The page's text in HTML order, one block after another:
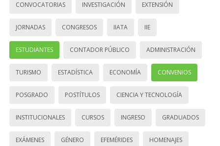
CONVOCATORIAS INVESTIGACIÓN EXTENSIÓN
JORNADAS CONGRESOS IIATA IIE
ESTUDIANTES CONTADOR PÚBLICO ADMINISTRACIÓN
TURISMO ESTADÍSTICA ECONOMÍA CONVENIOS
POSGRADO POSTÍTULOS CIENCIA Y TECNOLOGÍA
INSTITUCIONALES CURSOS INGRESO GRADUADOS
EXÁMENES GÉNERO EFEMÉRIDES HOMENAJES